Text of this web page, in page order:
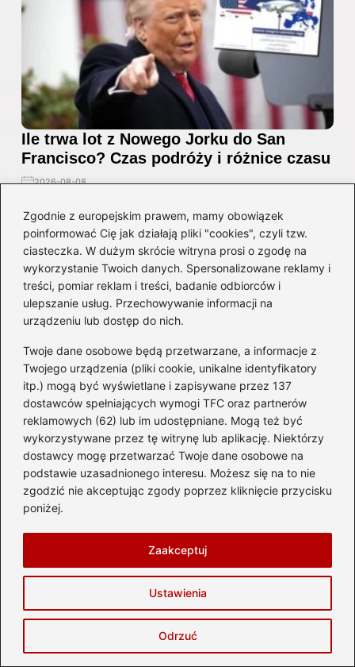
Zgodnie z europejskim prawem, mamy obowiązek
poinformować Cię jak działają pliki "cookies", czyli tzw.
ciasteczka. W dużym skrócie witryna prosi o zgodę na
wykorzystanie Twoich danych. Spersonalizowane reklamy i
treści, pomiar reklam i treści, badanie odbiorców i
ulepszanie usług. Przechowywanie informacji na
urządzeniu lub dostęp do nich.
Twoje dane osobowe będą przetwarzane, a informacje z
Twojego urządzenia (pliki cookie, unikalne identyfikatory
itp.) mogą być wyświetlane i zapisywane przez 137
dostawców spełniających wymogi TFC oraz partnerów
reklamowych (62) lub im udostępniane. Mogą też być
wykorzystywane przez tę witrynę lub aplikację. Niektórzy
dostawcy mogę przetwarzać Twoje dane osobowe na
podstawie uzasadnionego interesu. Możesz się na to nie
zgodzić nie akceptując zgody poprzez kliknięcie przycisku
poniżej.
Ustawienia
Odrzuć
Zaakceptuj
Ile trwa lot z Nowego Jorku do San
Francisco? Czas podróży i różnice czasu
2026-08-08
Zwiedzanie
Odkryj niezapomniane
atrakcje w Małopolsce,
które musisz zobaczyć
Jak dotrzeć z centrum do
Odkryj świat: Jak wjechać
na street view i zwiedzać
zdalnie